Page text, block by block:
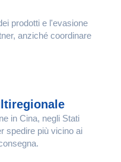
prodotti e l'evasione
anziché coordinare
in Cina, negli Stati
spedire più vicino ai